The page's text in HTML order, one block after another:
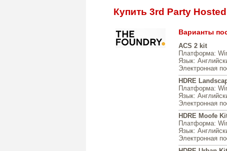
Купить 3rd Party
Варианты
ACS 2 kit
Платформа:
Язык:
Электронная
HDRE
Платформа:
Язык:
Электронная
HDRE Moofe
Платформа:
Язык:
Электронная